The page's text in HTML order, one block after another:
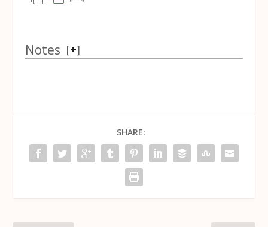
Notes [+]
SHARE: